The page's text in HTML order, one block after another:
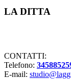
Footer
LA DITTA
CONTATTI:
Telefono:
E-mail: